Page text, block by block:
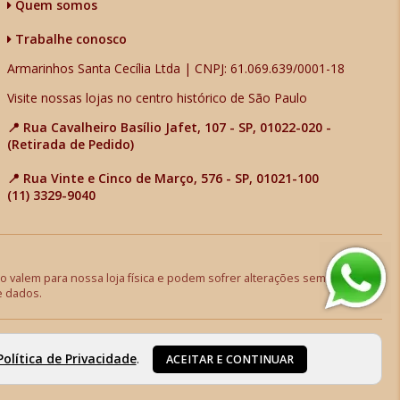
Quem somos
Trabalhe conosco
Armarinhos Santa Cecília Ltda | CNPJ: 61.069.639/0001-18
Visite nossas lojas no centro histórico de São Paulo
📍 Rua Cavalheiro Basílio Jafet, 107 - SP, 01022-020 -
(Retirada de Pedido)
📍 Rua Vinte e Cinco de Março, 576 - SP, 01021-100
(11) 3329-9040
para nossa loja física e podem sofrer alterações sem aviso
dados.
de Privacidade. ACEITAR E CONTINUAR